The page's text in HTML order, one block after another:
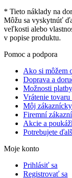
* Tieto náklady na
Môžu sa vyskytnúť
veľkosti alebo
v popise produktu.
Pomoc a podpora
Ako si môžem
Doprava a
Možnosti platby
Vrátenie tovaru
Môj
Firemní
Akcie a
Potrebujete
Moje konto
Prihlásiť sa
Registrovať sa